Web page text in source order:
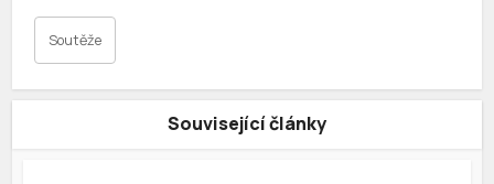
Soutěže
Související články